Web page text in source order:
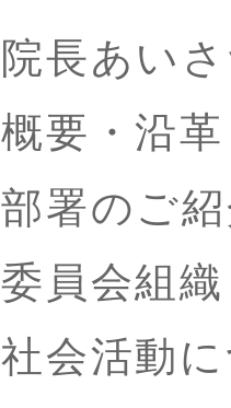
院長あい
概要・沿革
部署のご紹
委員会組織
社会活動